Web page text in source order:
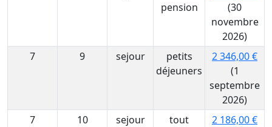
pension
(30
novembre
2026)
7
9 sejour
petits
déjeuners
2 346,00 €
(1
septembre
2026)
7
10 sejour
tout
2 186,00 €